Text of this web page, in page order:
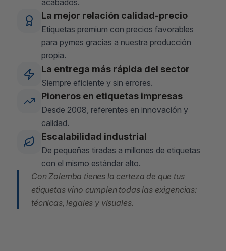
acabados.
La mejor relación calidad-precio
Etiquetas premium con precios favorables
para pymes gracias a nuestra producción
propia.
La entrega más rápida del sector
Siempre eficiente y sin errores.
Pioneros en etiquetas impresas
Desde 2008, referentes en innovación y
calidad.
Escalabilidad industrial
De pequeñas tiradas a millones de etiquetas
con el mismo estándar alto.
Con Zolemba tienes la certeza de que tus
etiquetas vino cumplen todas las exigencias:
técnicas, legales y visuales.